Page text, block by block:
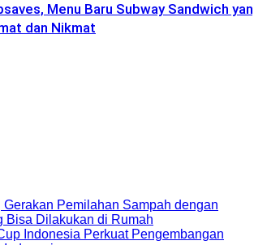
Menu Baru Subway Sandwich
dan Nikmat
Gerakan Pemilahan Sampah dengan
Bisa Dilakukan di Rumah
Indonesia Perkuat Pengembangan